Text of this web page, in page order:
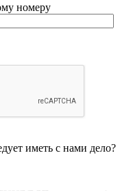
номеру
иметь с нами дело?